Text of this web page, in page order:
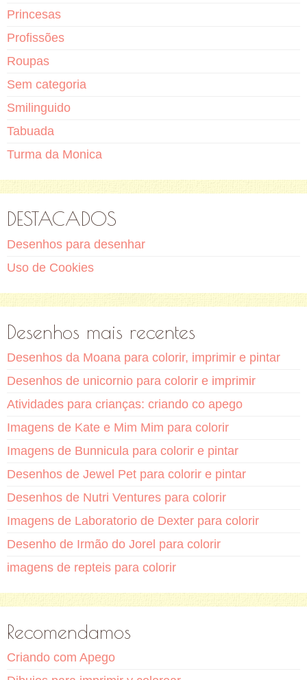
Princesas
Profissões
Roupas
Sem categoria
Smilinguido
Tabuada
Turma da Monica
DESTACADOS
Desenhos para desenhar
Uso de Cookies
Desenhos mais recentes
Desenhos da Moana para colorir, imprimir e pintar
Desenhos de unicornio para colorir e imprimir
Atividades para crianças: criando co apego
Imagens de Kate e Mim Mim para colorir
Imagens de Bunnicula para colorir e pintar
Desenhos de Jewel Pet para colorir e pintar
Desenhos de Nutri Ventures para colorir
Imagens de Laboratorio de Dexter para colorir
Desenho de Irmão do Jorel para colorir
imagens de repteis para colorir
Recomendamos
Criando com Apego